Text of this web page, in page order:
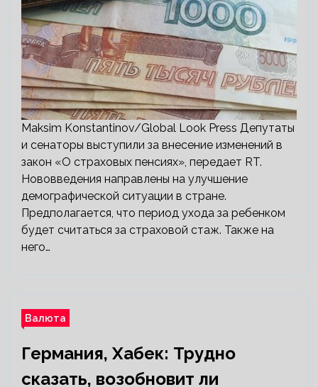
Maksim Konstantinov/Global Look Press Депутаты
и сенаторы выступили за внесение изменений в
закон «О страховых пенсиях», передает RT.
Нововведения направлены на улучшение
демографической ситуации в стране.
Предполагается, что период ухода за ребенком
будет считаться за страховой стаж. Также на
него…
Валюта
Германия, Хабек: Трудно
сказать, возобновит ли